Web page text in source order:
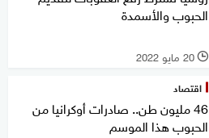
الحبوب والأسمدة
l 20 مايو 2022
اقتصاد
46 مليون طن.. صادرات أوكرانيا من
الحبوب هذا الموسم